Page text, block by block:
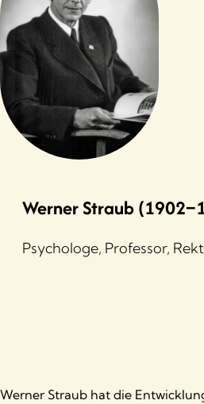
Werner Straub
Psychologe, Professor,
Werner Straub hat die